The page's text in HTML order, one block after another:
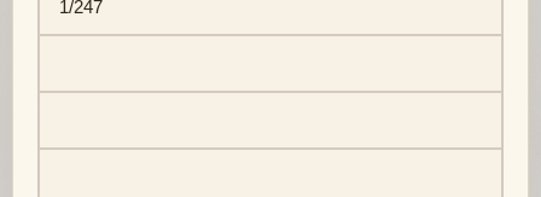
1/247